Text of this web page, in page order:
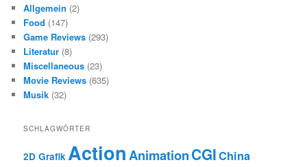
Allgemein (2)
Food (147)
Game Reviews (293)
Literatur (8)
Miscellaneous (23)
Movie Reviews (635)
Musik (32)
SCHLAGWÖRTER
2D GrafikActionAnimationCGIChina